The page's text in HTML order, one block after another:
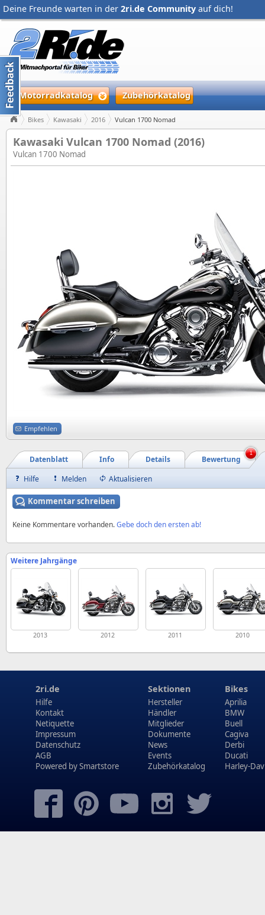
Deine Freunde warten in der 2ri.de Community auf dich!
Motorradkatalog Zubehörkatalog
Bikes Kawasaki 2016 Vulcan 1700 Nomad
Kawasaki Vulcan 1700 Nomad (2016)
Vulcan 1700 Nomad
Empfehlen
Bewertung
Details
Info
Datenblatt
1
Hilfe Melden Aktualisieren
Kommentar schreiben
Keine Kommentare vorhanden.Gebe doch den ersten ab!
Weitere Jahrgänge
2013 2012 2011 2010
2ri.de
Hilfe
Kontakt
Netiquette
Impressum
Datenschutz
AGB
Powered bySmartstore
Sektionen
Hersteller
Händler
Mitglieder
Dokumente
News
Events
Zubehörkatalog
Bikes
Aprilia
BMW
Buell
Cagiva
Derbi
Ducati
Harley-